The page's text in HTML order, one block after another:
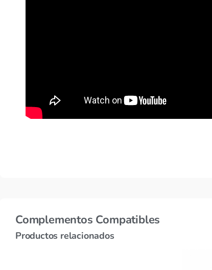
Complementos Compatibles
Productos relacionados